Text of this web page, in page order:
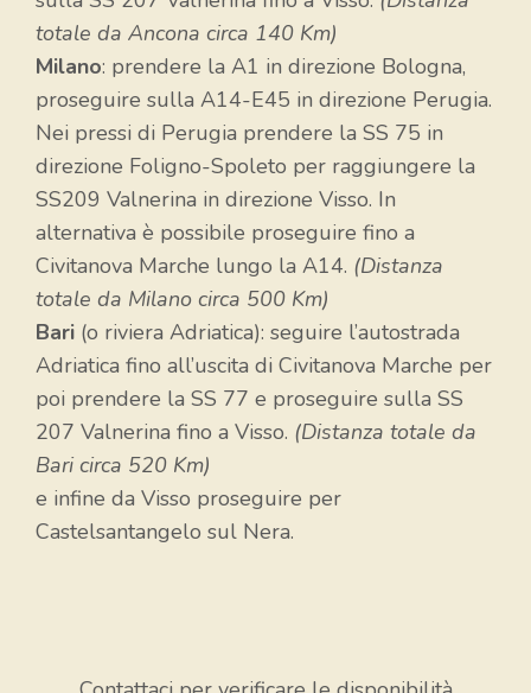
totale da Ancona circa 140 Km)
Milano: prendere la A1 in direzione Bologna,
proseguire sulla A14-E45 in direzione Perugia.
Nei pressi di Perugia prendere la SS 75 in
direzione Foligno-Spoleto per raggiungere la
SS209 Valnerina in direzione Visso. In
alternativa è possibile proseguire fino a
Civitanova Marche lungo la A14. (Distanza
totale da Milano circa 500 Km)
Bari (o riviera Adriatica): seguire l’autostrada
Adriatica fino all’uscita di Civitanova Marche per
poi prendere la SS 77 e proseguire sulla SS
207 Valnerina fino a Visso. (Distanza totale da
Bari circa 520 Km)
e infine da Visso proseguire per
Castelsantangelo sul Nera.